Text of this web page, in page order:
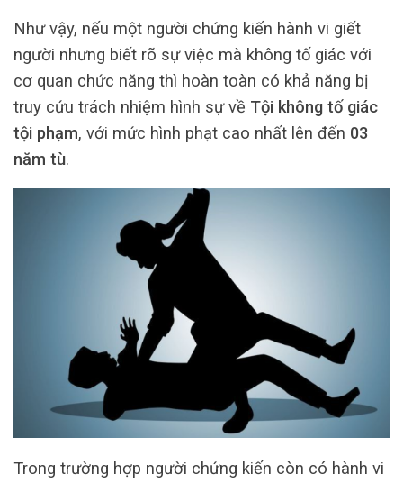
Như vậy, nếu một người chứng kiến hành vi giết
người nhưng biết rõ sự việc mà không tố giác với
cơ quan chức năng thì hoàn toàn có khả năng bị
truy cứu trách nhiệm hình sự về Tội không tố giác
tội phạm, với mức hình phạt cao nhất lên đến 03
năm tù.
Trong trường hợp người chứng kiến còn có hành vi